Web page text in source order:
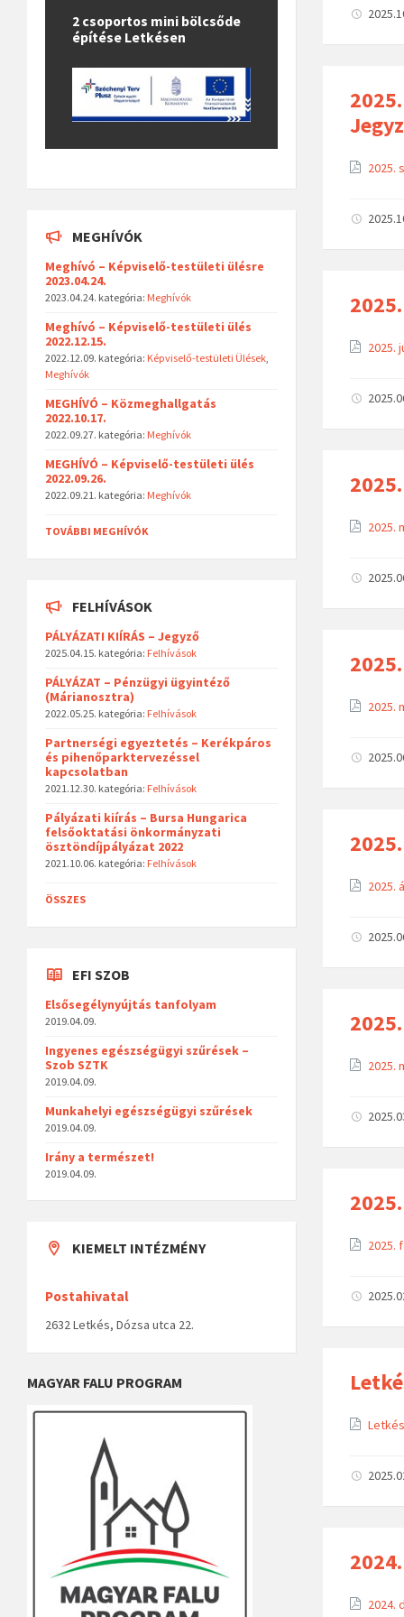
2025.
2025.
2025.
2025.
2025.
2025.
2025.
2024.
2 csoportos mini bölcsőde
építése Letkésen
MEGHÍVÓK
Meghívó – Képviselő-testületi ülésre
2023.04.24.
2023.04.24. kategória: Meghívók
Meghívó – Képviselő-testületi ülés
2022.12.15.
2022.12.09. kategória: Képviselő-testületi Ülések,
Meghívók
MEGHÍVÓ – Közmeghallgatás
2022.10.17.
2022.09.27. kategória: Meghívók
MEGHÍVÓ – Képviselő-testületi ülés
2022.09.26.
2022.09.21. kategória: Meghívók
TOVÁBBI MEGHÍVÓK
FELHÍVÁSOK
PÁLYÁZATI KIÍRÁS – Jegyző
2025.04.15. kategória: Felhívások
PÁLYÁZAT – Pénzügyi ügyintéző
(Márianosztra)
2022.05.25. kategória: Felhívások
Partnerségi egyeztetés – Kerékpáros
és pihenőparktervezéssel
kapcsolatban
2021.12.30. kategória: Felhívások
Pályázati kiírás – Bursa Hungarica
felsőoktatási önkormányzati
ösztöndíjpályázat 2022
2021.10.06. kategória: Felhívások
ÖSSZES
EFI SZOB
Elsősegélynyújtás tanfolyam
2019.04.09.
Ingyenes egészségügyi szűrések –
Szob SZTK
2019.04.09.
Munkahelyi egészségügyi szűrések
2019.04.09.
Irány a természet!
2019.04.09.
KIEMELT INTÉZMÉNY
Postahivatal
2632 Letkés, Dózsa utca 22.
MAGYAR FALU PROGRAM